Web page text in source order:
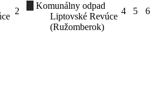
2
Komunálny odpad
Liptovské Revúce
(Ružomberok)
4 5 6